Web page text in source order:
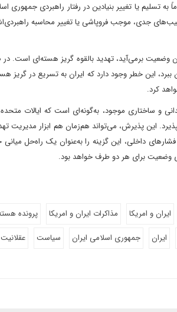
به تسلیم یا تغییر بنیادین در رفتار راهبردی
جدی، موجب فروپاشی یا تغییر محاسبه
وضعیت برمی‌آید، تهدید بالقوه گریز هسته‌ای است.
این خطر وجود دارد که ایران به تسریع در گریز
کرد.
و ساختاری موجود، به‌گونه‌ای است که ایالات
این پذیرش، می‌تواند هم‌زمان هم ابزار مدیریت
فشارهای داخلی، این گزینه را به‌عنوان یک راه‌حل
وضعیت برای هر دو طرف خواهد بود.
ایران و امریکا مذاکرات ایران و امریکا پرونده
ایران جمهوری اسلامی ایران سیاست